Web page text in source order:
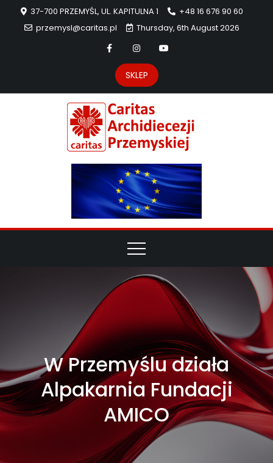
37-700 PRZEMYŚL, UL. KAPITULNA 1
+48 16 676 90 60
przemysl@caritas.pl
Thursday, 6th August 2026
SKLEP
W Przemyślu działa
Alpakarnia Fundacji
AMICO